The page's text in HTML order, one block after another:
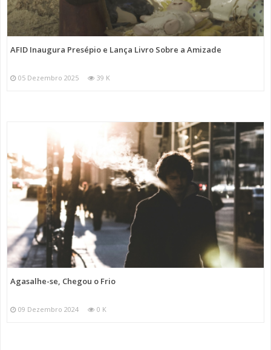
AFID Inaugura Presépio e Lança Livro Sobre a Amizade
05 Dezembro 2025 39 K
Agasalhe-se, Chegou o Frio
09 Dezembro 2024 0 K